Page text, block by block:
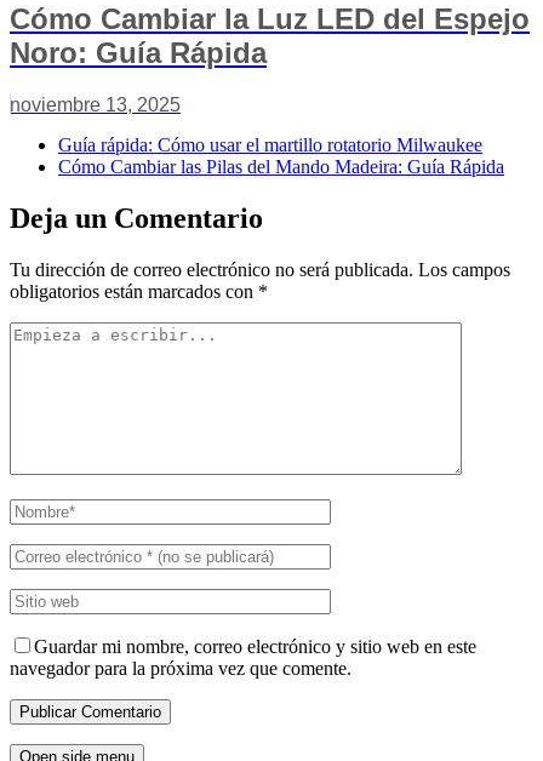
Cómo Cambiar la Luz LED del Espejo
Noro: Guía Rápida
noviembre 13, 2025
Guía rápida: Cómo usar el martillo rotatorio Milwaukee
Cómo Cambiar las Pilas del Mando Madeira: Guía Rápida
Deja un Comentario
Tu dirección de correo electrónico no será publicada. Los campos
obligatorios están marcados con *
Guardar mi nombre, correo electrónico y sitio web en este
navegador para la próxima vez que comente.
Open side menu